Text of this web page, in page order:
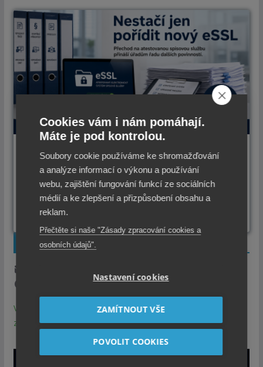
Přechod na atestovanou spisovou
službu přináší úřadům řadu dalších
povinností
17.7.2026
ODEBÍREJTE NOVINKY
Z odběru se můžete kdykoli odhlásit.
Vaše údaje jsou u nás v bezpečí. Přečtěte si zásady
zpracování Cookies a Osobních údajů.
Cookies vám i nám pomáhají.
Máte je pod kontrolou.
Soubory cookie používáme ke shromažďování
a analýze informací o výkonu a používání
webu, zajištění fungování funkcí ze sociálních
médií a ke zlepšení a přizpůsobení obsahu a
reklam.
Přečtěte si naše "Zásady zpracování cookies a
osobních údajů".
Nastavení cookies
ZAMÍTNOUT VŠE
POVOLIT COOKIES